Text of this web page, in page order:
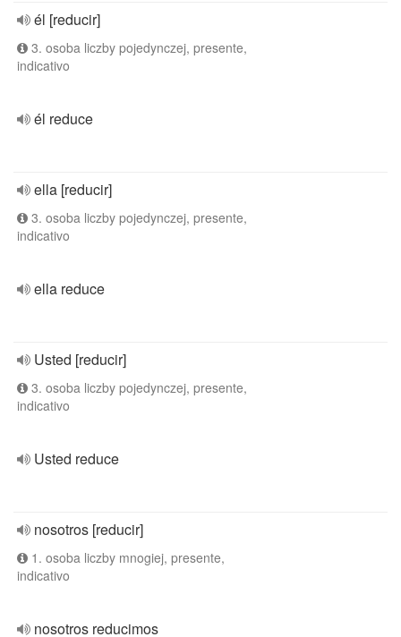
él [reducir]
3. osoba liczby pojedynczej, presente,
indicativo
él reduce
ella [reducir]
3. osoba liczby pojedynczej, presente,
indicativo
ella reduce
Usted [reducir]
3. osoba liczby pojedynczej, presente,
indicativo
Usted reduce
nosotros [reducir]
1. osoba liczby mnogiej, presente,
indicativo
nosotros reducimos